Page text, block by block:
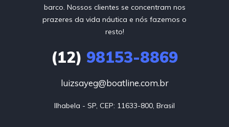
barco. Nossos clientes se concentram nos
prazeres da vida náutica e nós fazemos o
resto!
(12) 98153-8869
luizsayeg@boatline.com.br
Ilhabela - SP, CEP: 11633-800, Brasil